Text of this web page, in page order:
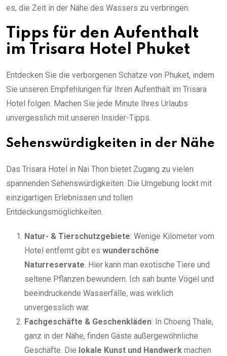
es, die Zeit in der Nähe des Wassers zu verbringen.
Tipps für den Aufenthalt
im Trisara Hotel Phuket
Entdecken Sie die verborgenen Schätze von Phuket, indem
Sie unseren Empfehlungen für Ihren Aufenthalt im Trisara
Hotel folgen. Machen Sie jede Minute Ihres Urlaubs
unvergesslich mit unseren Insider-Tipps.
Sehenswürdigkeiten in der Nähe
Das Trisara Hotel in Nai Thon bietet Zugang zu vielen
spannenden Sehenswürdigkeiten. Die Umgebung lockt mit
einzigartigen Erlebnissen und tollen
Entdeckungsmöglichkeiten.
Natur- & Tierschutzgebiete: Wenige Kilometer vom
Hotel entfernt gibt es wunderschöne
Naturreservate. Hier kann man exotische Tiere und
seltene Pflanzen bewundern. Ich sah bunte Vögel und
beeindruckende Wasserfälle, was wirklich
unvergesslich war.
Fachgeschäfte & Geschenkläden: In Choeng Thale,
ganz in der Nähe, finden Gäste außergewöhnliche
Geschäfte. Die lokale Kunst und Handwerk machen